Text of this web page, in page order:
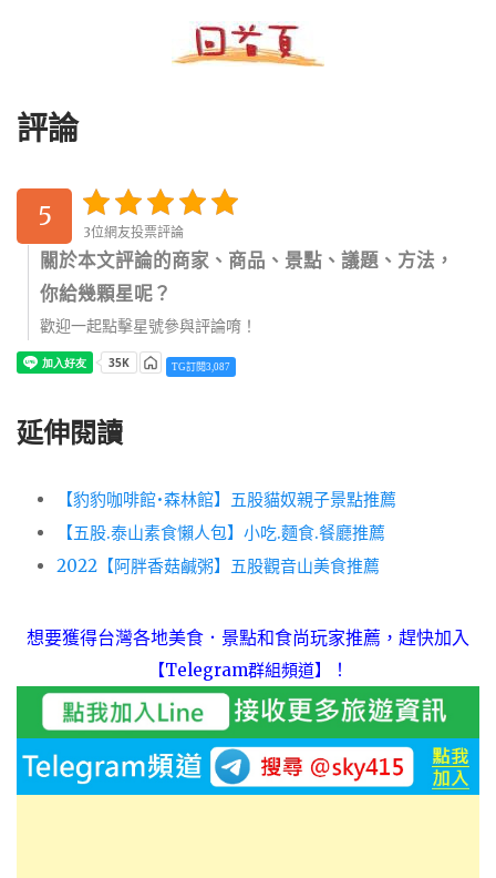
評論
5
3位網友投票評論
關於本文評論的商家、商品、景點、議題、方法，
你給幾顆星呢？
歡迎一起點擊星號參與評論唷！
TG訂閱3,087
延伸閱讀
【豹豹咖啡館•森林館】五股貓奴親子景點推薦
【五股.泰山素食懶人包】小吃.麵食.餐廳推薦
2022【阿胖香菇鹹粥】五股觀音山美食推薦
想要獲得台灣各地美食．景點和食尚玩家推薦，趕快加入
【Telegram群組頻道】 ！